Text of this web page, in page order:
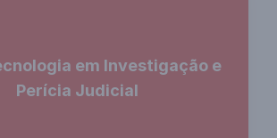
em Investigação e
Perícia Judicial